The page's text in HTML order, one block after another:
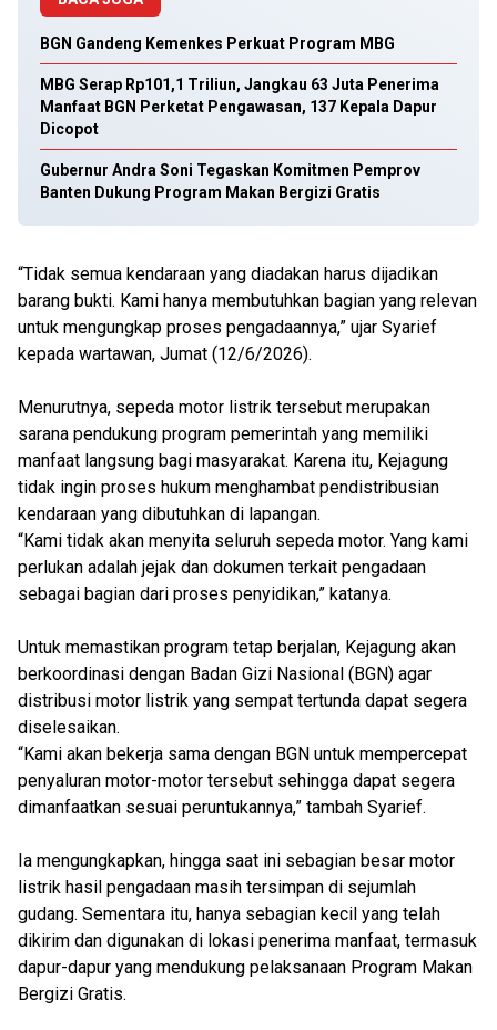
BGN Gandeng Kemenkes Perkuat Program MBG
MBG Serap Rp101,1 Triliun, Jangkau 63 Juta Penerima
Manfaat BGN Perketat Pengawasan, 137 Kepala Dapur
Dicopot
Gubernur Andra Soni Tegaskan Komitmen Pemprov
Banten Dukung Program Makan Bergizi Gratis
“Tidak semua kendaraan yang diadakan harus dijadikan
barang bukti. Kami hanya membutuhkan bagian yang relevan
untuk mengungkap proses pengadaannya,” ujar Syarief
kepada wartawan, Jumat (12/6/2026).
Menurutnya, sepeda motor listrik tersebut merupakan
sarana pendukung program pemerintah yang memiliki
manfaat langsung bagi masyarakat. Karena itu, Kejagung
tidak ingin proses hukum menghambat pendistribusian
kendaraan yang dibutuhkan di lapangan.
“Kami tidak akan menyita seluruh sepeda motor. Yang kami
perlukan adalah jejak dan dokumen terkait pengadaan
sebagai bagian dari proses penyidikan,” katanya.
Untuk memastikan program tetap berjalan, Kejagung akan
berkoordinasi dengan Badan Gizi Nasional (BGN) agar
distribusi motor listrik yang sempat tertunda dapat segera
diselesaikan.
“Kami akan bekerja sama dengan BGN untuk mempercepat
penyaluran motor-motor tersebut sehingga dapat segera
dimanfaatkan sesuai peruntukannya,” tambah Syarief.
Ia mengungkapkan, hingga saat ini sebagian besar motor
listrik hasil pengadaan masih tersimpan di sejumlah
gudang. Sementara itu, hanya sebagian kecil yang telah
dikirim dan digunakan di lokasi penerima manfaat, termasuk
dapur-dapur yang mendukung pelaksanaan Program Makan
Bergizi Gratis.